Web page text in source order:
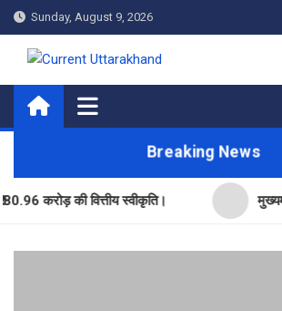
Skip
to
content
Sunday, August 9, 2026
Current
Breaking News
की वित्तीय स्वीकृति। मुख्यमंत्री ने